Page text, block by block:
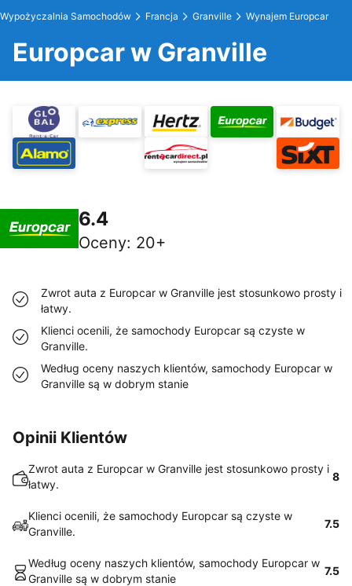
Wypożyczalnia Samochodów Francja Granville Wynajem Europcar
Europcar w Granville
6.4
Oceny: 20+
Zwrot auta z Europcar w Granville jest stosunkowo prosty i
łatwy.
Klienci ocenili, że samochody Europcar są czyste w
Granville.
Według oceny naszych klientów, samochody Europcar w
Granville są w dobrym stanie
Opinii Klientów
Zwrot auta z Europcar w Granville jest stosunkowo prosty i
łatwy.
8
Klienci ocenili, że samochody Europcar są czyste w
Granville.
7.5
Według oceny naszych klientów, samochody Europcar w
Granville są w dobrym stanie
7.5